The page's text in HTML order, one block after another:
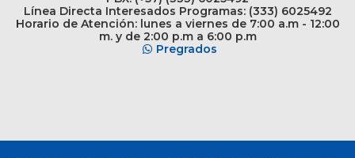
Línea Directa Interesados Programas: (333) 6025492
Horario de Atención: lunes a viernes de 7:00 a.m - 12:00
m. y de 2:00 p.m a 6:00 p.m
Pregrados